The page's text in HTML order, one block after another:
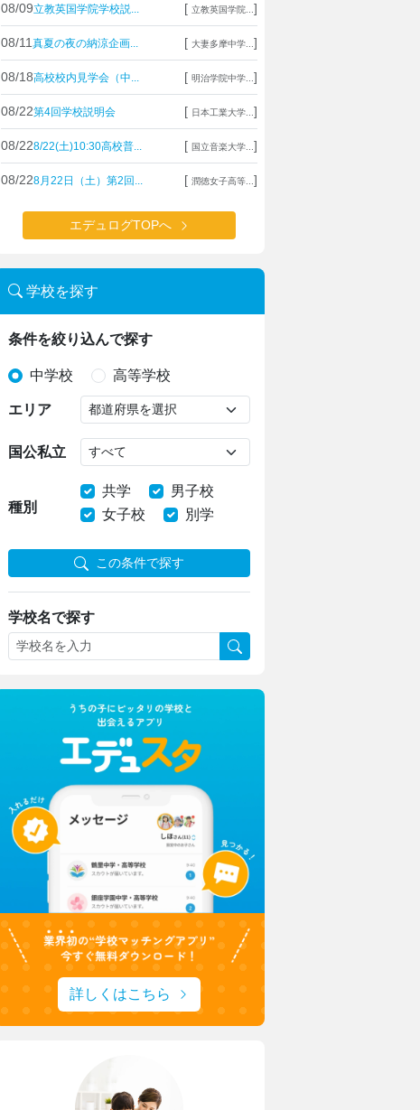
08/09立教英国学院学校説... [ 立教英国学院... ]
08/11 真夏の夜の納涼企画... [ 大妻多摩中学... ]
08/18高校校内見学会（中... [ 明治学院中学... ]
08/22第4回学校説明会 [ 日本工業大学... ]
08/228/22(土)10:30高校普... [ 国立音楽大学... ]
08/228月22日（土）第2回... [ 潤徳女子高等... ]
エデュログTOPへ
学校を探す
条件を絞り込んで探す
中学校 高等学校
エリア
国公私立
種別
共学
男子校
女子校
別学
この条件で探す
学校名で探す
詳しくはこちら